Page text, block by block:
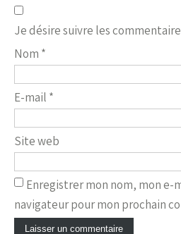
Je désire suivre les
Nom *
E-mail *
Site web
Enregistrer mon nom, mon e-
navigateur pour mon prochain